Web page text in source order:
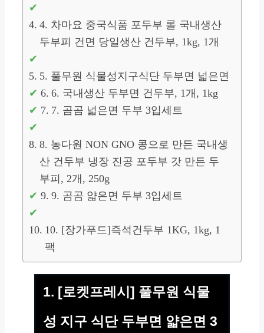
4. 차마요 중국식품 포두부 롤 국내생산
두부피 건면 당일생산 건두부, 1kg, 1개
5. 풀무원 식물성지구식단 두부면 넓은면
6. 국내생산 두부면 건두부, 1개, 1kg
7. 곰곰 넓은면 두부 3입세트
8. 농다원 NON GNO 콩으로 만든 국내생
산 건두부 냉장 진공 포두부 갓 만든 두
부피, 2개, 250g
9. 곰곰 얇은면 두부 3입세트
10. [장가푸드]즉석건두부 1KG, 1kg, 1
팩
1. [로켓프레시] 풀무원 식물
성 지구 식단 두부면 얇은면 3